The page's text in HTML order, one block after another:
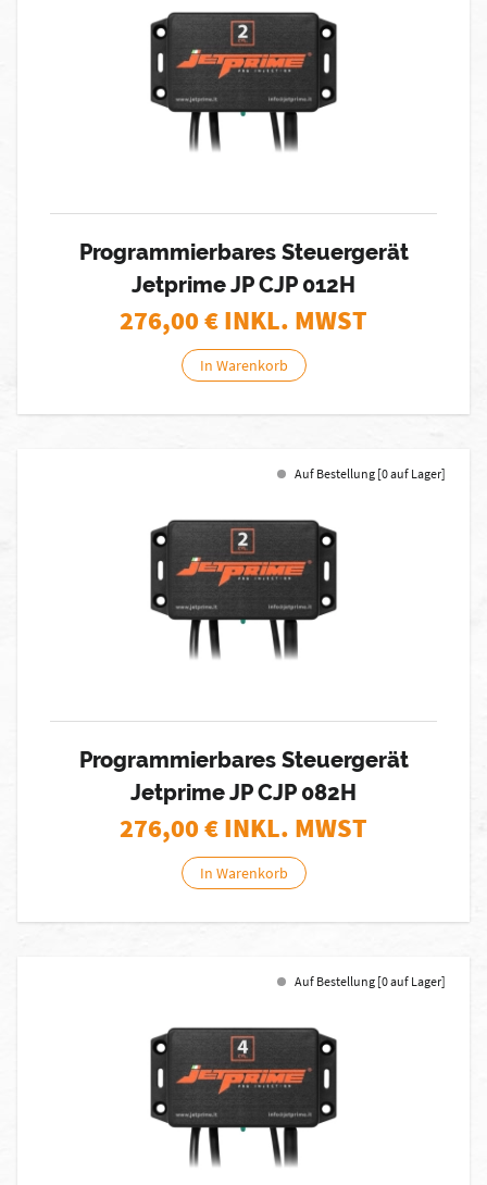
Programmierbares Steuergerät
Jetprime JP CJP 012H
276,00€ INKL. MWST
In Warenkorb
Auf Bestellung [0 auf Lager]
Programmierbares Steuergerät
Jetprime JP CJP 082H
276,00€ INKL. MWST
In Warenkorb
Auf Bestellung [0 auf Lager]